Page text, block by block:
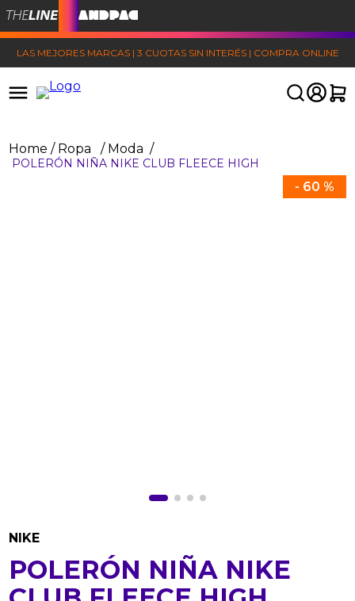
LAS MEJORES MARCAS | 3 CUOTAS SIN INTERÉS | COMPRA ONLINE
Ropa Moda
POLERÓN NIÑA NIKE CLUB FLEECE HIGH
- 60 %
NIKE
POLERÓN NIÑA NIKE